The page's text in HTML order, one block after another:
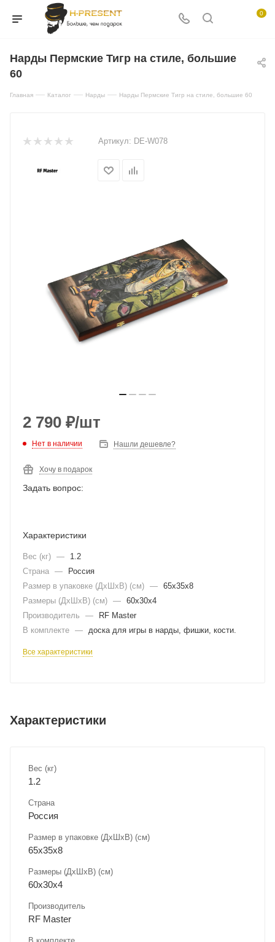
0
Нарды Пермские Тигр на стиле, большие
60
Главная — Каталог — Нарды — Нарды Пермские Тигр на стиле, большие 60
Артикул: DE-W078
2 790 ₽/шт
Нет в наличии Нашли дешевле?
Хочу в подарок
Задать вопрос:
Характеристики
Вес (кг) —
1.2
Страна —
Россия
Размер в упаковке (ДхШxВ) (см) — 65х35х8
Размеры (ДxШxВ) (см) — 60х30х4
Производитель
—
RF Master
В комплекте — доска для игры в нарды, фишки, кости.
Все характеристики
Характеристики
Вес (кг)
1.2
Страна
Россия
Размер в упаковке (ДхШxВ) (см)
65х35х8
Размеры (ДxШxВ) (см)
60х30х4
Производитель
RF Master